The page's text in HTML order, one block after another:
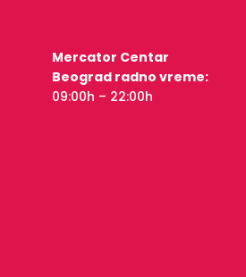
Mercator Centar
Beograd radno vreme:
09:00h – 22:00h